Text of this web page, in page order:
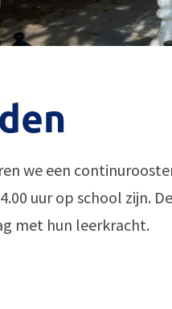
we een
uur op school zijn.
met hun leerkracht.